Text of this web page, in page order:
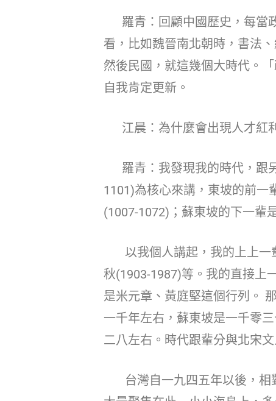
羅青：回顧中國歷史，每當
看，比如魏晉南北朝時，書法
然後民國，就這幾個大時代。
自我肯定更新。
江晨：為什麼會出現人才紅
羅青：我發現我的時代，跟
1101)為核心來講，東坡的前一
(1007-1072)；蘇東坡的下一輩
以我個人講起，我的上上一
秋(1903-1987)等。我的直接上
是米元章、黃庭堅這個行列。
一千年左右，蘇東坡是一千零
二八左右。時代跟輩分與北宋
台灣自一九四五年以後，相